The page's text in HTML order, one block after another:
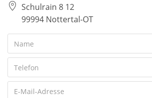
Schulrain 8 12
99994 Nottertal-OT